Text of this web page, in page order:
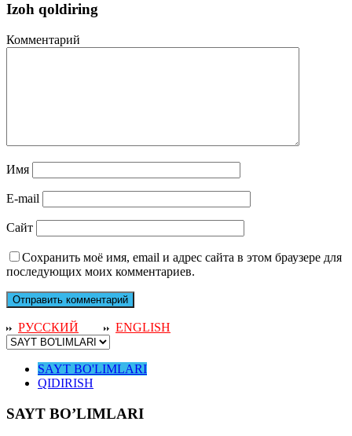
Izoh qoldiring
Комментарий
Имя
E-mail
Сайт
Сохранить моё имя, email и адрес сайта в этом браузере для
последующих моих комментариев.
РУССКИЙ ENGLISH
SAYT BO'LIMLARI
QIDIRISH
SAYT BO’LIMLARI